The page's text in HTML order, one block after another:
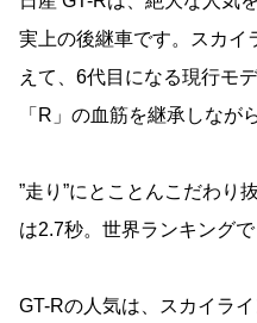
実上の後継車です。スカイ
えて、6代目になる現行モ
「R」の血筋を継承しなが
”走り”にとことんこだわり
は2.7秒。世界ランキング
GT-Rの人気は、スカイラ